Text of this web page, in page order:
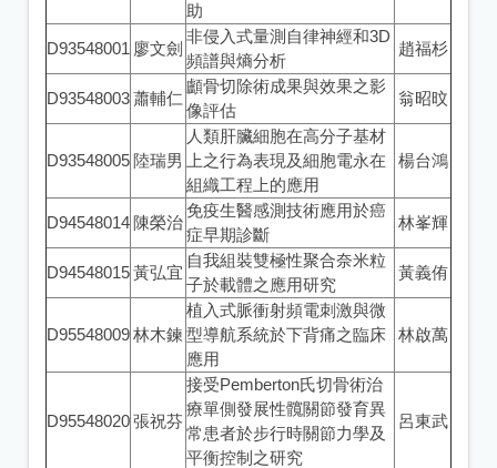
助
D93548001 廖文劍
非侵入式量測自律神經和3D
頻譜與熵分析
趙福杉
D93548003蕭輔仁
顱骨切除術成果與效果之影
像評估
翁昭旼
D93548005 陸瑞男
人類肝臟細胞在高分子基材
上之行為表現及細胞電永在
組織工程上的應用
楊台鴻
D94548014 陳榮治
免疫生醫感測技術應用於癌
症早期診斷
林峯輝
D94548015黃弘宜
自我組裝雙極性聚合奈米粒
子於載體之應用研究
黃義侑
D95548009林木鍊
植入式脈衝射頻電刺激與微
型導航系統於下背痛之臨床
應用
林啟萬
D95548020張祝芬
接受Pemberton氏切骨術治
療單側發展性髖關節發育異
常患者於步行時關節力學及
平衡控制之研究
呂東武